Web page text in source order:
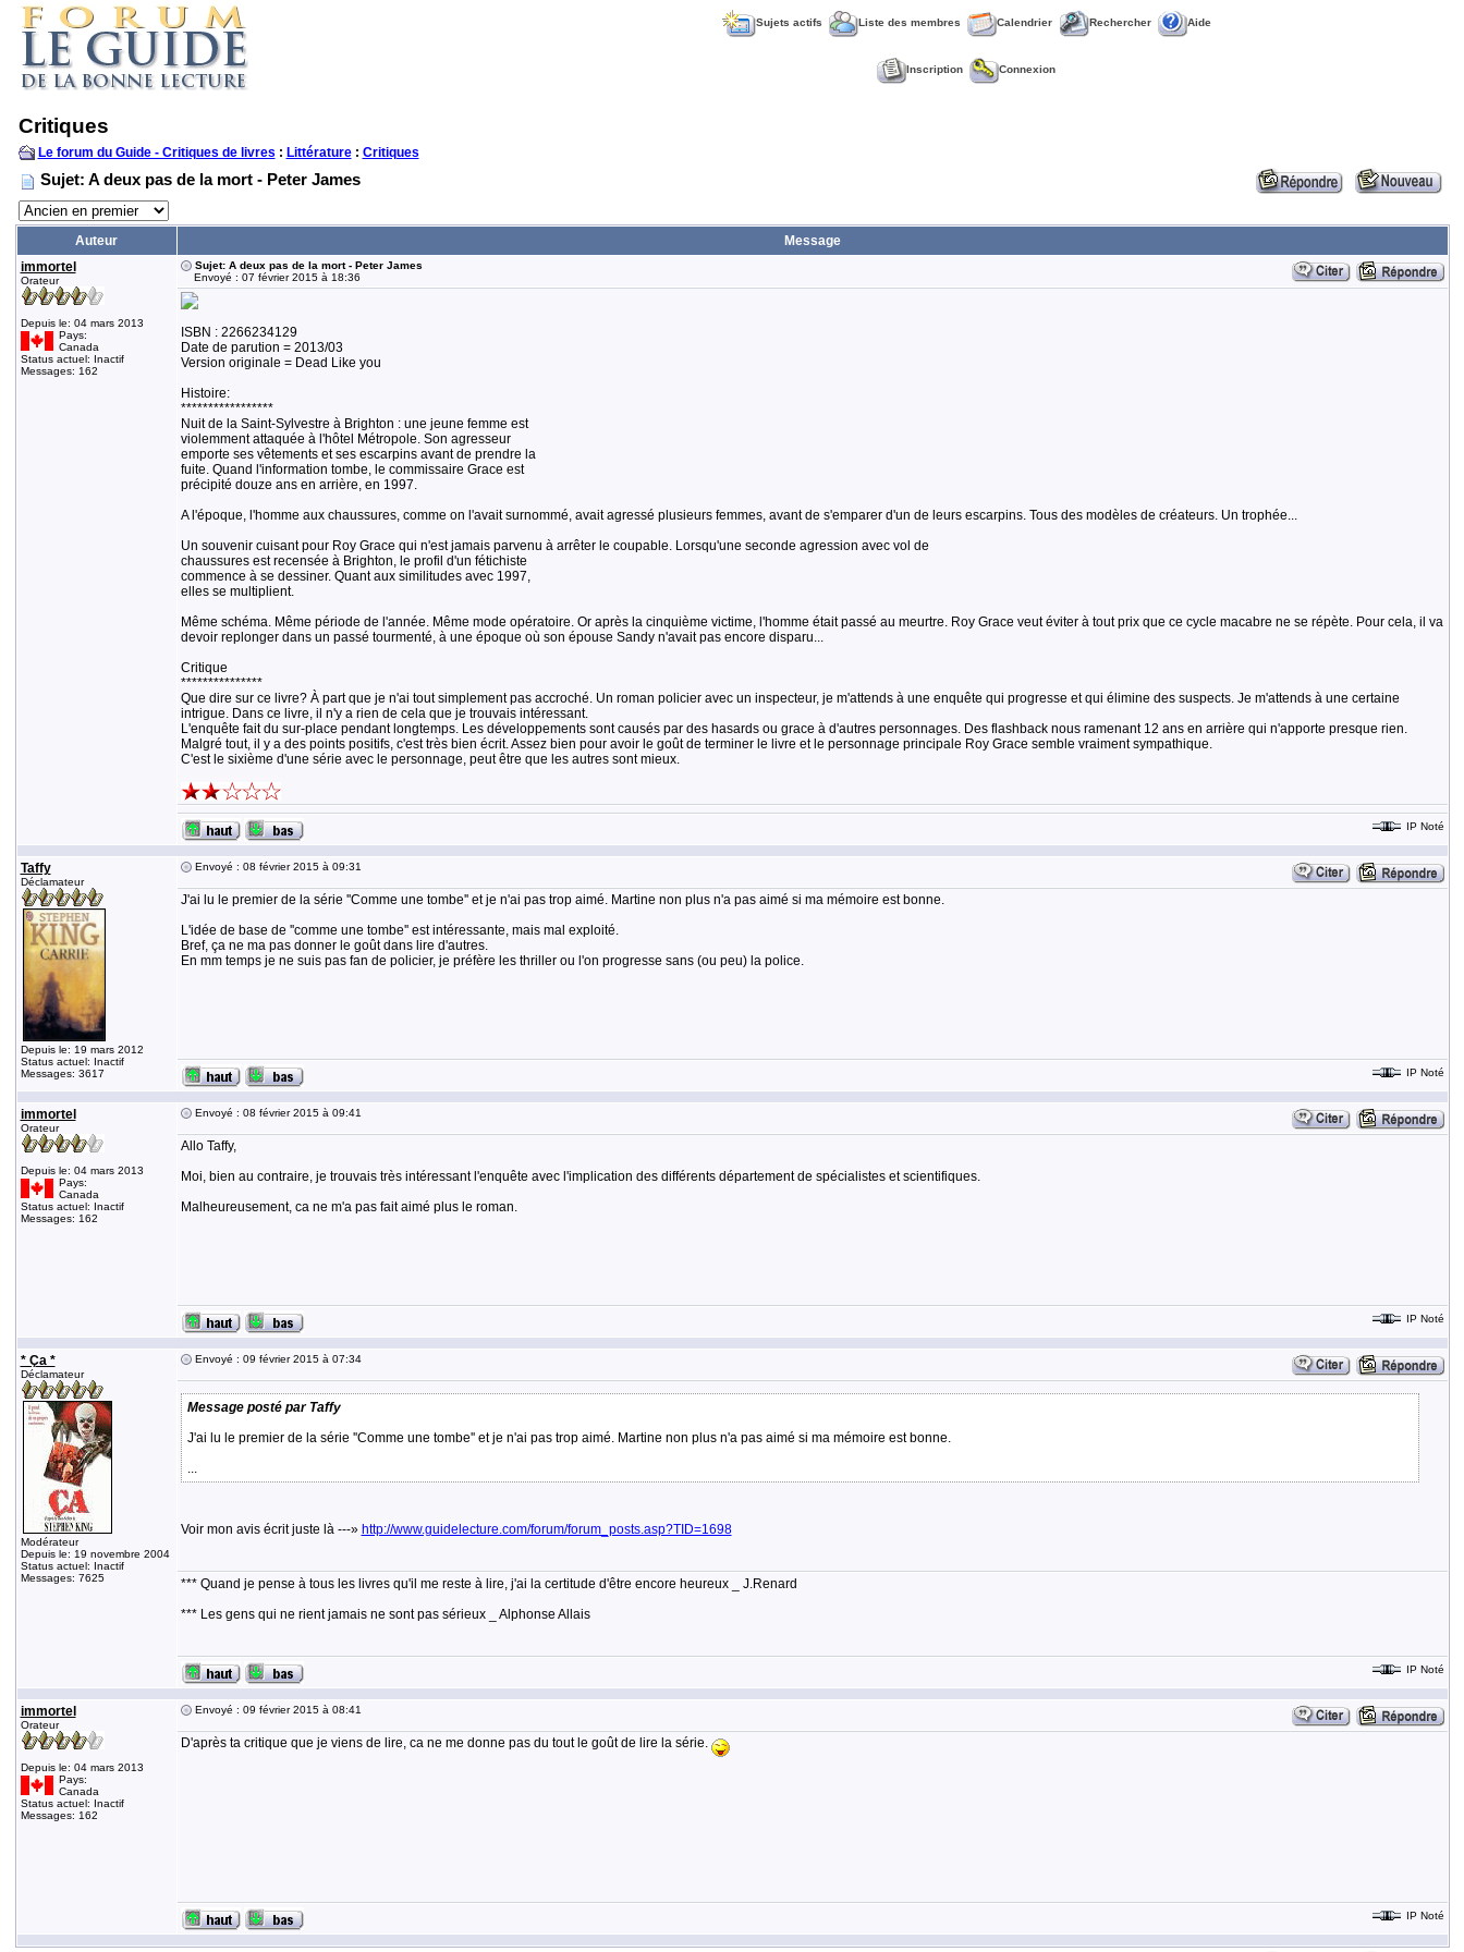
Sujets actifs Liste des membres Calendrier Rechercher Aide
Inscription Connexion
Critiques
Le forum du Guide - Critiques de livres : Littérature: Critiques
Sujet: A deux pas de la mort - Peter James
Auteur
Message
immortel
Orateur
Depuis le: 04 mars 2013
Pays:
Canada
Status actuel: Inactif
Messages: 162
Sujet: A deux pas de la mort - Peter James
Envoyé : 07 février 2015 à 18:36
ISBN : 2266234129
Date de parution = 2013/03
Version originale = Dead Like you
Histoire:
*****************
Nuit de la Saint-Sylvestre à Brighton : une jeune femme est
violemment attaquée à l'hôtel Métropole. Son agresseur
emporte ses vêtements et ses escarpins avant de prendre la
fuite. Quand l'information tombe, le commissaire Grace est
précipité douze ans en arrière, en 1997.
A l'époque, l'homme aux chaussures, comme on l'avait surnommé, avait agressé plusieurs femmes, avant de s'emparer d'un de leurs escarpins. Tous des modèles de créateurs. Un trophée...
Un souvenir cuisant pour Roy Grace qui n'est jamais parvenu à arrêter le coupable. Lorsqu'une seconde agression avec vol de
chaussures est recensée à Brighton, le profil d'un fétichiste
commence à se dessiner. Quant aux similitudes avec 1997,
elles se multiplient.
Même schéma. Même période de l'année. Même mode opératoire. Or après la cinquième victime, l'homme était passé au meurtre. Roy Grace veut éviter à tout prix que ce cycle macabre ne se répète. Pour cela, il va
devoir replonger dans un passé tourmenté, à une époque où son épouse Sandy n'avait pas encore disparu...
Critique
***************
Que dire sur ce livre? À part que je n'ai tout simplement pas accroché. Un roman policier avec un inspecteur, je m'attends à une enquête qui progresse et qui élimine des suspects. Je m'attends à une certaine
intrigue. Dans ce livre, il n'y a rien de cela que je trouvais intéressant.
L'enquête fait du sur-place pendant longtemps. Les développements sont causés par des hasards ou grace à d'autres personnages. Des flashback nous ramenant 12 ans en arrière qui n'apporte presque rien.
Malgré tout, il y a des points positifs, c'est très bien écrit. Assez bien pour avoir le goût de terminer le livre et le personnage principale Roy Grace semble vraiment sympathique.
C'est le sixième d'une série avec le personnage, peut être que les autres sont mieux.
IP Noté
Taffy
Déclamateur
Depuis le: 19 mars 2012
Status actuel: Inactif
Messages: 3617
Envoyé : 08 février 2015 à 09:31
J'ai lu le premier de la série ''Comme une tombe'' et je n'ai pas trop aimé. Martine non plus n'a pas aimé si ma mémoire est bonne.
L'idée de base de ''comme une tombe'' est intéressante, mais mal exploité.
Bref, ça ne ma pas donner le goût dans lire d'autres.
En mm temps je ne suis pas fan de policier, je préfère les thriller ou l'on progresse sans (ou peu) la police.
IP Noté
immortel
Orateur
Depuis le: 04 mars 2013
Pays:
Canada
Status actuel: Inactif
Messages: 162
Envoyé : 08 février 2015 à 09:41
Allo Taffy,
Moi, bien au contraire, je trouvais très intéressant l'enquête avec l'implication des différents département de spécialistes et scientifiques.
Malheureusement, ca ne m'a pas fait aimé plus le roman.
IP Noté
* Ça *
Déclamateur
Modérateur
Depuis le: 19 novembre 2004
Status actuel: Inactif
Messages: 7625
Envoyé : 09 février 2015 à 07:34
Message posté par Taffy
J'ai lu le premier de la série ''Comme une tombe'' et je n'ai pas trop aimé. Martine non plus n'a pas aimé si ma mémoire est bonne.
...
Voir mon avis écrit juste là ---» http://www.guidelecture.com/forum/forum_posts.asp?TID=1698
*** Quand je pense à tous les livres qu'il me reste à lire, j'ai la certitude d'être encore heureux _ J.Renard
*** Les gens qui ne rient jamais ne sont pas sérieux _ Alphonse Allais
IP Noté
immortel
Orateur
Depuis le: 04 mars 2013
Pays:
Canada
Status actuel: Inactif
Messages: 162
Envoyé : 09 février 2015 à 08:41
D'après ta critique que je viens de lire, ca ne me donne pas du tout le goût de lire la série.
IP Noté